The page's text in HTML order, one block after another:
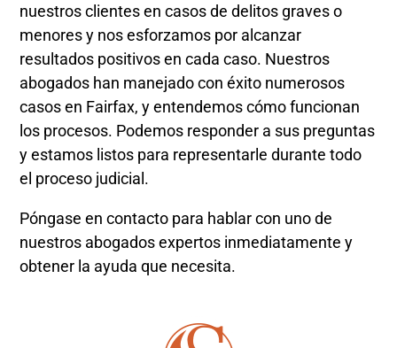
nuestros clientes en casos de delitos graves o
menores y nos esforzamos por alcanzar
resultados positivos en cada caso. Nuestros
abogados han manejado con éxito numerosos
casos en Fairfax, y entendemos cómo funcionan
los procesos. Podemos responder a sus preguntas
y estamos listos para representarle durante todo
el proceso judicial.
Póngase en contacto para hablar con uno de
nuestros abogados expertos inmediatamente y
obtener la ayuda que necesita.